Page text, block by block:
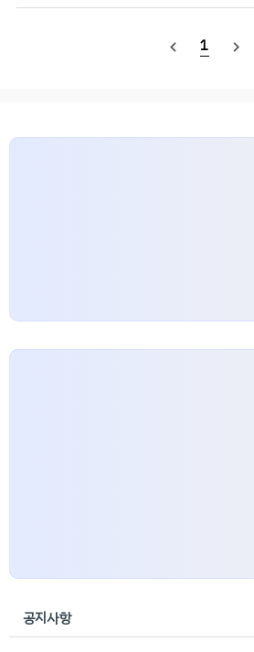
되어 지정된 미션을 구글폼에 제출하는 방식으
인 친구들을 만날 수 있으니 시간이 되면 한 번 참
5분이 채 걸리지 않는 거리에 UC 버클리에서
navigate_before 1 navigate_next
공지사항